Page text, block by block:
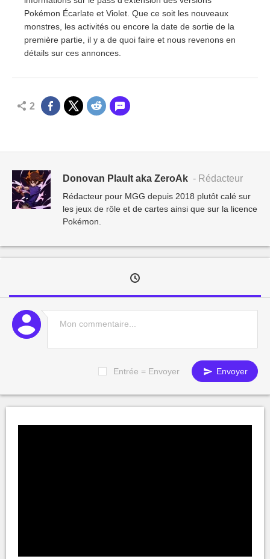
Pokémon Écarlate et Violet. Que ce soit les nouveaux
monstres, les activités ou encore la date de sortie de la
première partie, il y a de quoi faire et nous revenons en
détails sur ces annonces.
2
Donovan Plault aka ZeroAk - Rédacteur
Rédacteur pour MGG depuis 2018 plutôt calé sur
les jeux de rôle et de cartes ainsi que sur la licence
Pokémon.
Entrée = Envoyer Envoyer